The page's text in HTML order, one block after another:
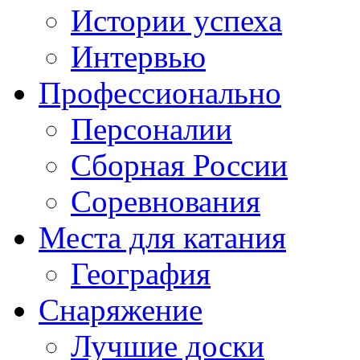
Истории успеха
Интервью
Профессионально
Персоналии
Сборная России
Соревнования
Места для катания
География
Снаряжение
Лучшие доски